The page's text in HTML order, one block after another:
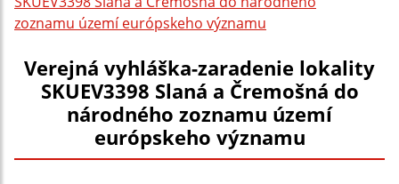
zoznamu území európskeho významu
Verejná vyhláška-zaradenie lokality
SKUEV3398 Slaná a Čremošná do
národného zoznamu území
európskeho významu